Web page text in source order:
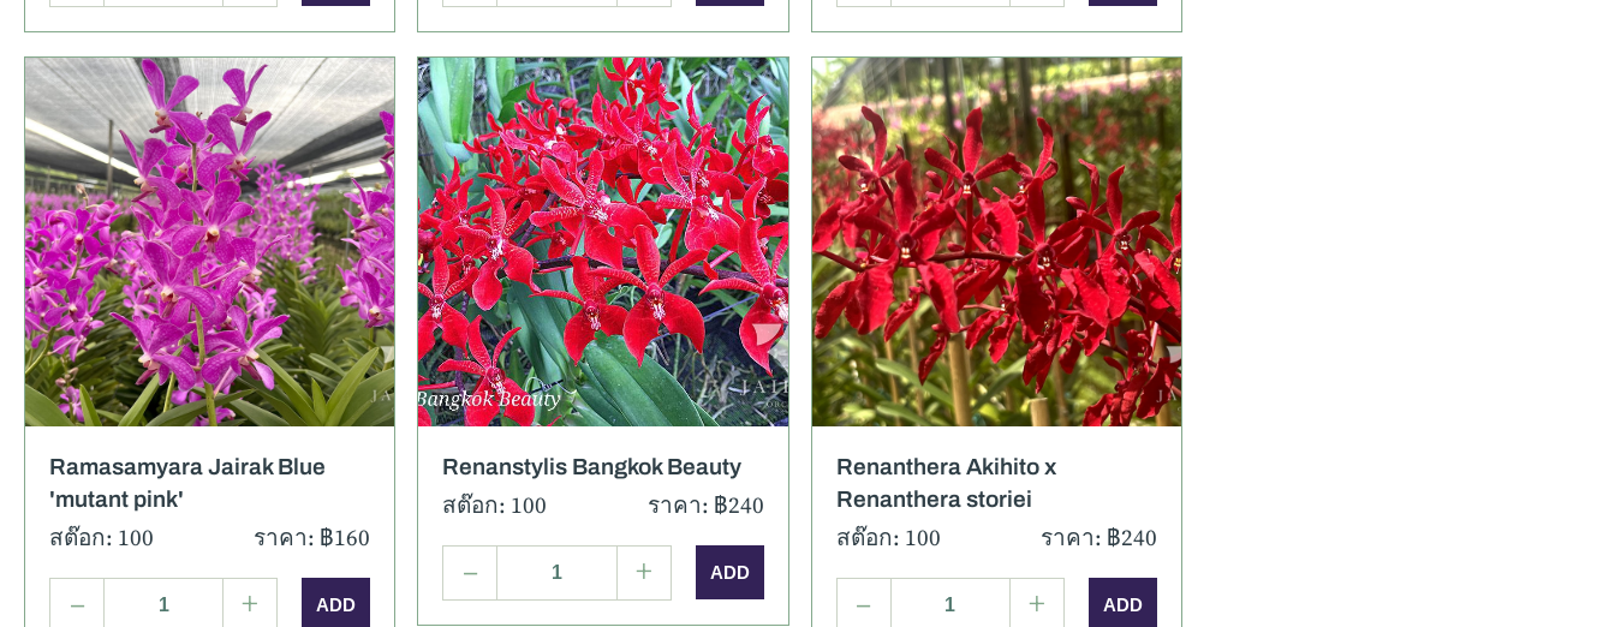
รายละเอียด ภาพเพิ่มเติม
Ramasamyara Jairak Blue
'mutant pink'
สต๊อก: 100 ราคา: ฿160
– +
รายละเอียด ภาพเพิ่มเติม
Renanstylis Bangkok Beauty
สต๊อก: 100 ราคา: ฿240
– +
รายละเอียด ภาพเพิ่มเติม
Renanthera Akihito x
Renanthera storiei
สต๊อก: 100 ราคา: ฿240
– +